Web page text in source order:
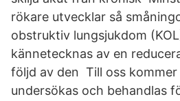
rökare utvecklar så
obstruktiv lungsjukdom
kännetecknas av en
följd av den Till oss
undersökas och behandlas